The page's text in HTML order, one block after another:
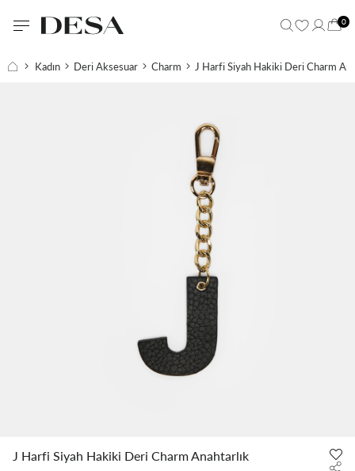
0
Kadın Deri Aksesuar Charm J Harfi Siyah Hakiki Deri Charm
J Harfi Siyah Hakiki Deri Charm Anahtarlık